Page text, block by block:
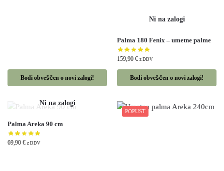
Bodi obveščen o novi zalogi!
Palma 180 Fenix – umetne palme
159,90 € z DDV
Bodi obveščen o novi zalogi!
Palma Areka 90 cm
69,90 € z DDV
POPUST